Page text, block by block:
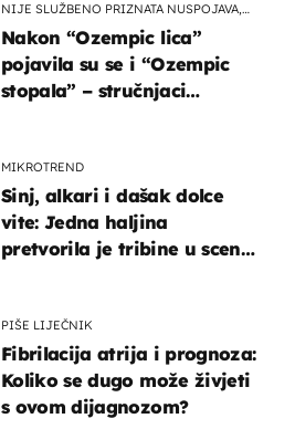
NIJE SLUŽBENO PRIZNATA NUSPOJAVA,
Nakon “Ozempic lica”
pojavila su se i “Ozempic
stopala” – stručnjaci
MIKROTREND
Sinj, alkari i dašak dolce
vite: Jedna haljina
pretvorila je tribine u scenu
PIŠE LIJEČNIK
Fibrilacija atrija i prognoza:
Koliko se dugo može živjeti
s ovom dijagnozom?